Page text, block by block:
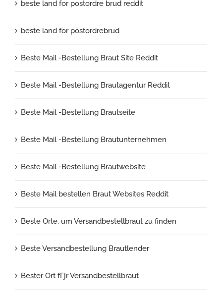
beste land for postordre brud reddit
beste land for postordrebrud
Beste Mail -Bestellung Braut Site Reddit
Beste Mail -Bestellung Brautagentur Reddit
Beste Mail -Bestellung Brautseite
Beste Mail -Bestellung Brautunternehmen
Beste Mail -Bestellung Brautwebsite
Beste Mail bestellen Braut Websites Reddit
Beste Orte, um Versandbestellbraut zu finden
Beste Versandbestellung Brautlender
Bester Ort fГјr Versandbestellbraut